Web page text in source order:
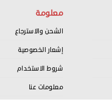
معلومة
الشحن والاسترجاع
إشعار الخصوصية
شروط الاستخدام
معلومات عنا